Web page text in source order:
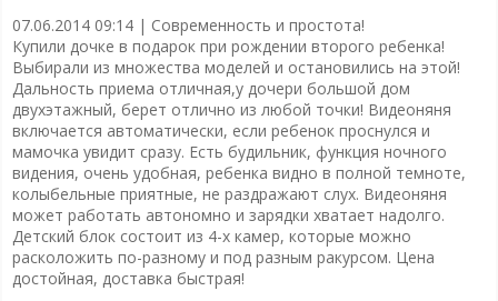
07.06.2014 09:14 | Современность и простота!
Купили дочке в подарок при рождении второго ребенка!
Выбирали из множества моделей и остановились на этой!
Дальность приема отличная,у дочери большой дом
двухэтажный, берет отлично из любой точки! Видеоняня
включается автоматически, если ребенок проснулся и
мамочка увидит сразу. Есть будильник, функция ночного
видения, очень удобная, ребенка видно в полной темноте,
колыбельные приятные, не раздражают слух. Видеоняня
может работать автономно и зарядки хватает надолго.
Детский блок состоит из 4-х камер, которые можно
расколожить по-разному и под разным ракурсом. Цена
достойная, доставка быстрая!